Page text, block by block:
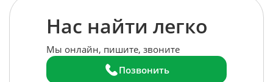
Нас найти легко
Мы онлайн, пишите, звоните
Позвонить